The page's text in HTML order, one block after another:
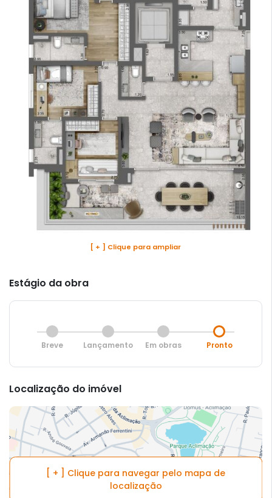
[ + ] Clique para ampliar
Estágio da obra
Breve Lançamento Em obras Pronto
Localização do imóvel
[ + ] Clique para navegar pelo mapa de
localização